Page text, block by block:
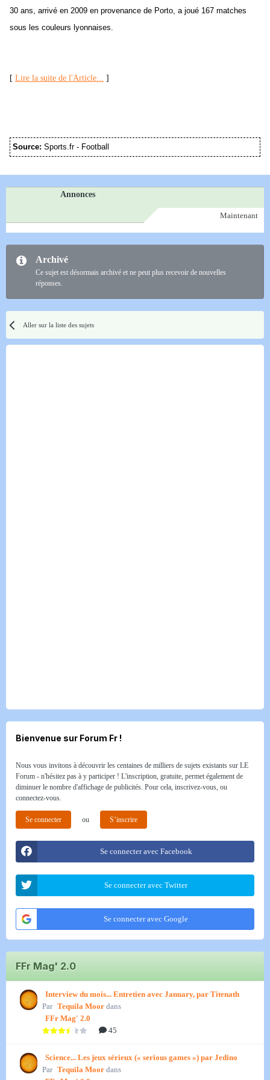
30 ans, arrivé en 2009 en provenance de Porto, a joué 167 matches
sous les couleurs lyonnaises.
[ Lire la suite de l'Article... ]
Source: Sports.fr - Football
Annonces
Maintenant
Archivé
Ce sujet est désormais archivé et ne peut plus recevoir de nouvelles
réponses.
Aller sur la liste des sujets
Bienvenue sur Forum Fr !
Nous vous invitons à découvrir les centaines de milliers de sujets existants sur LE
Forum - n'hésitez pas à y participer ! L'inscription, gratuite, permet également de
diminuer le nombre d'affichage de publicités. Pour cela, inscrivez-vous, ou
connectez-vous.
Se connecter ou S’inscrire
Se connecter avec Facebook
Se connecter avec Twitter
Se connecter avec Google
FFr Mag' 2.0
Interview du mois... Entretien avec January, par Titenath
Par Tequila Moor dans
FFr Mag' 2.0
45
Science... Les jeux sérieux (« serious games ») par Jedino
Par Tequila Moor dans